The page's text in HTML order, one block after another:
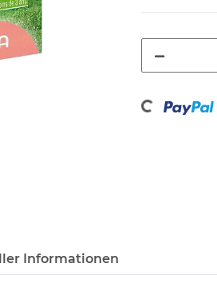
Loading...
Informationen